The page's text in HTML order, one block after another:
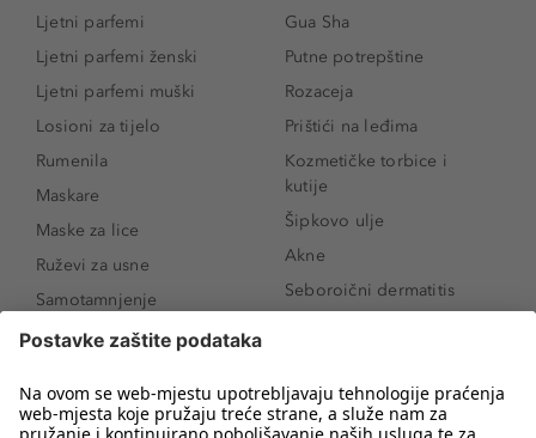
Ljetni parfemi
Ljetni parfemi ženski
Ljetni parfemi muški
Losioni za tijelo
Rumenila
Maskare
Maske za lice
Ruževi za usne
Samotamnjenje
Puderi
Proizvodi za obrve
Gua Sha
Putne potrepštine
Rozaceja
Prištići na leđima
Kozmetičke torbice i
kutije
Šipkovo ulje
Akne
Seboroični dermatitis
Novo
Koji mi parfem